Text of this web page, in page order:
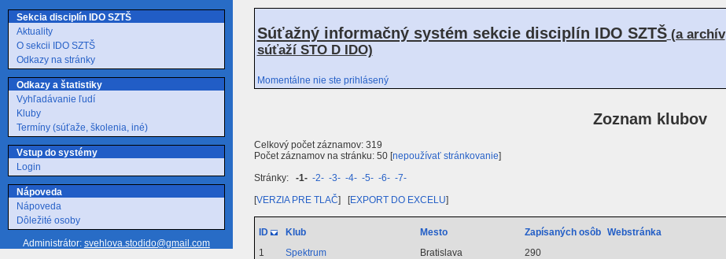
Sekcia disciplín IDO SZTŠ
Aktuality
O sekcii IDO SZTŠ
Odkazy na stránky
Odkazy a štatistiky
Vyhľadávanie ľudí
Kluby
Termíny (súťaže, školenia, iné)
Vstup do systémy
Login
Nápoveda
Nápoveda
Dôležité osoby
Administrátor: svehlova.stodido@gmail.com
Súťažný informačný systém sekcie disciplín IDO SZTŠ(a archív
súťaží STO D IDO)
Momentálne nie ste prihlásený
Zoznam klubov
Celkový počet záznamov: 319
Počet záznamov na stránku: 50 [nepoužívať stránkovanie]
Stránky: -1- -2- -3- -4- -5- -6- -7-
[VERZIA PRE TLAČ] [EXPORT DO EXCELU]
ID Klub Mesto Zapísaných osôb
Webstránka
1
Spektrum Bratislava
290